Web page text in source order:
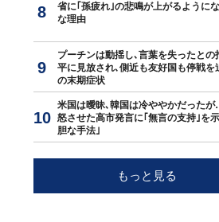
省に｢孫疲れ｣の悲鳴が上がるように
な理由
プーチンは動揺し､言葉を失ったと
平に見放され､側近も友好国も停戦を
の末期症状
米国は曖昧､韓国は冷ややかだった
怒させた高市発言に｢無言の支持｣を
胆な手法｣
もっと見る